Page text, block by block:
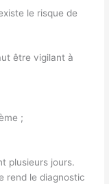
le risque de
être vigilant à
;
plusieurs jours.
rend le diagnostic